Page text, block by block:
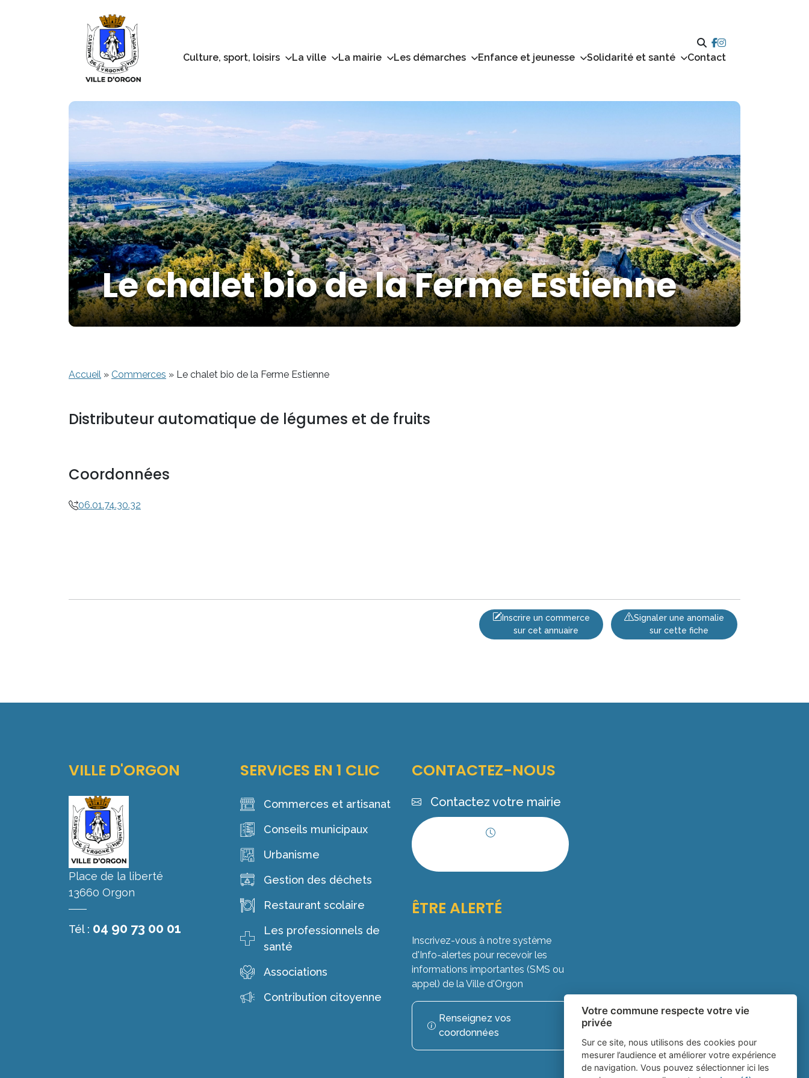
Culture, sport, loisirs La ville La mairie Les démarches Enfance et jeunesse Solidarité et santé Contact
Le chalet bio de la Ferme Estienne
Accueil » Commerces » Le chalet bio de la Ferme Estienne
Distributeur automatique de légumes et de fruits
Coordonnées
06.01.74.30.32
Inscrire un commerce
sur cet annuaire
Signaler une anomalie
sur cette fiche
VILLE D'ORGON
Place de la liberté
13660 Orgon
Tél : 04 90 73 00 01
SERVICES EN 1 CLIC
Commerces et artisanat
Conseils municipaux
Urbanisme
Gestion des déchets
Restaurant scolaire
Les professionnels de
santé
Associations
Contribution citoyenne
CONTACTEZ-NOUS
Contactez votre mairie
ÊTRE ALERTÉ
Inscrivez-vous à notre système
d'Info-alertes pour recevoir les
informations importantes (SMS ou
appel) de la Ville d'Orgon
Renseignez vos
coordonnées
Votre commune respecte votre vie
privée
Sur ce site, nous utilisons des cookies pour
mesurer l’audience et améliorer votre expérience
de navigation. Vous pouvez sélectionner ici les